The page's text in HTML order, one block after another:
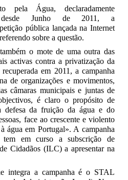
pela Água, declaradamente
desde Junho de 2011, a
pública lançada na Internet
sobre a questão.
o mote de uma outra das
activas contra a privatização da
em 2011, a campanha
de organizações e movimentos,
câmaras municipais e juntas de
é claro o propósito de
defesa da fruição da água e do
face ao crescente e violento
água em Portugal». A campanha
em curso a subscrição de
Cidadãos (ILC) a apresentar na
integra a campanha é o STAL